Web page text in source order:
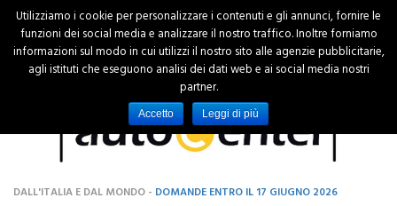
DALL'ITALIA E DAL MONDO - DOMANDE ENTRO IL 17 GIUGNO 2026
Utilizziamo i cookie per personalizzare i contenuti e gli annunci, fornire le
funzioni dei social media e analizzare il nostro traffico. Inoltre forniamo
informazioni sul modo in cui utilizzi il nostro sito alle agenzie pubblicitarie,
agli istituti che eseguono analisi dei dati web e ai social media nostri
partner.
Accetto Leggi di più